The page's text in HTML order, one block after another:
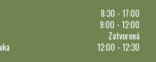
8:30 - 17:00
9:00 - 12:00
Zatvorená
12:00 - 12:30